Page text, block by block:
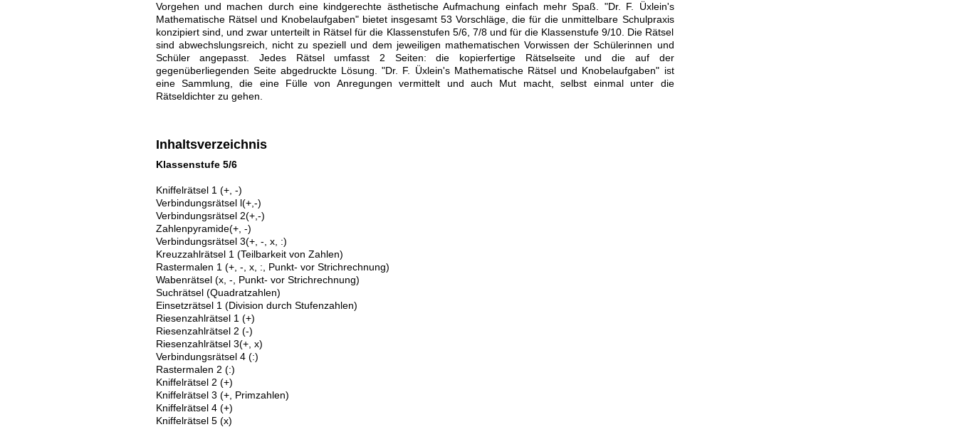
Vorgehen und machen durch eine kindgerechte ästhetische Aufmachung einfach mehr Spaß. "Dr. F. Üxlein's
Mathematische Rätsel und Knobelaufgaben" bietet insgesamt 53 Vorschläge, die für die unmittelbare Schulpraxis
konzipiert sind, und zwar unterteilt in Rätsel für die Klassenstufen 5/6, 7/8 und für die Klassenstufe 9/10. Die Rätsel
sind abwechslungsreich, nicht zu speziell und dem jeweiligen mathematischen Vorwissen der Schülerinnen und
Schüler angepasst. Jedes Rätsel umfasst 2 Seiten: die kopierfertige Rätselseite und die auf der
gegenüberliegenden Seite abgedruckte Lösung. "Dr. F. Üxlein's Mathematische Rätsel und Knobelaufgaben" ist
eine Sammlung, die eine Fülle von Anregungen vermittelt und auch Mut macht, selbst einmal unter die
Rätseldichter zu gehen.
Inhaltsverzeichnis
Klassenstufe 5/6
Kniffelrätsel 1 (+, -)
Verbindungsrätsel l(+,-)
Verbindungsrätsel 2(+,-)
Zahlenpyramide(+, -)
Verbindungsrätsel 3(+, -, x, :)
Kreuzzahlrätsel 1 (Teilbarkeit von Zahlen)
Rastermalen 1 (+, -, x, :, Punkt- vor Strichrechnung)
Wabenrätsel (x, -, Punkt- vor Strichrechnung)
Suchrätsel (Quadratzahlen)
Einsetzrätsel 1 (Division durch Stufenzahlen)
Riesenzahlrätsel 1 (+)
Riesenzahlrätsel 2 (-)
Riesenzahlrätsel 3(+, x)
Verbindungsrätsel 4 (:)
Rastermalen 2 (:)
Kniffelrätsel 2 (+)
Kniffelrätsel 3 (+, Primzahlen)
Kniffelrätsel 4 (+)
Kniffelrätsel 5 (x)